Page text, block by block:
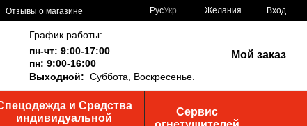
Отзывы о магазине
РусУкр Желания Вход
График работы:
пн-чт: 9:00-17:00
пн: 9:00-16:00
Выходной: Суббота, Воскресенье.
Мой заказ
и Средства
индивидуальной
Сервис